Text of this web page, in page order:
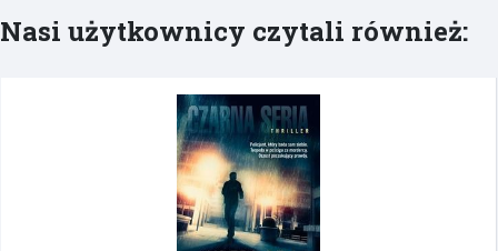
Nasi użytkownicy czytali również: